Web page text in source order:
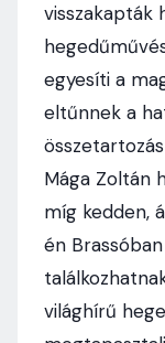
visszakapták
egyesíti a
eltűnnek a
Mága Zoltán
míg kedden,
én
világhírű